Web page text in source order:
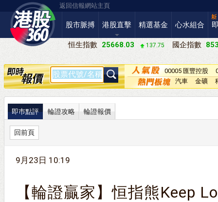
返回信報網站主頁
股市脈搏 港股直擊 精選基金 心水組合
恒生指數 25668.03 137.75 國企指數
00005 匯豐控股
汽車 金礦
即巿點評 輪證攻略 輪證報價
回前頁
9月23日 10:19
【輪證贏家】恒指熊Keep